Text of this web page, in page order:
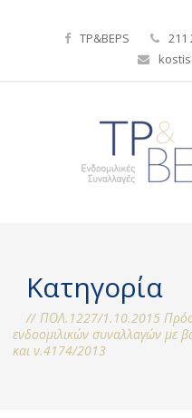
TP&BEPS 211
Κατηγορία
ΠΟΛ.1227/1.10.2015
ενδοομιλικών συναλλαγών με
και ν.4174/2013